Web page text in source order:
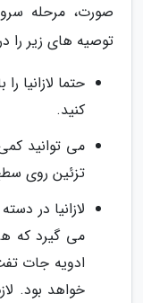
صورت، مرحله
توصیه های زیر را
حتما لازانیا
کنید.
می توانید
تزئین روی سطح
لازانیا در
می گیرد که
ادویه جات
خواهد بود.